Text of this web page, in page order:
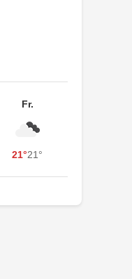
Fr.
21°21°